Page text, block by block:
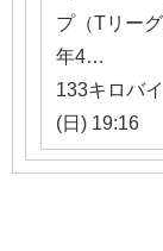
プ（Tリー
年4…
133キロバ
(日) 19:16